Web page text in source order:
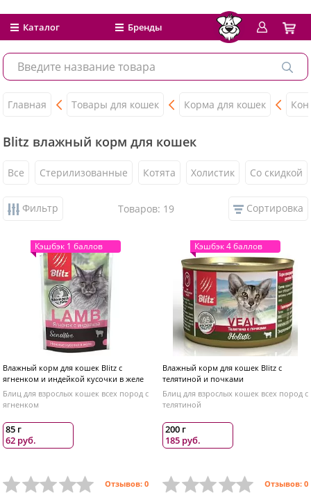
Каталог Бренды
Главная Товары для кошек Корма для кошек
Blitz влажный корм для кошек
Все Стерилизованные Котята Холистик Со скидкой
Фильтр Товаров: 19 Сортировка
Кэшбэк 1 баллов
Влажный корм для кошек Blitz с
ягненком и индейкой кусочки в желе
Блиц для взрослых кошек всех пород с
ягненком
85 г
62 руб.
Отзывов: 0
Кэшбэк 4 баллов
Влажный корм для кошек Blitz с
телятиной и почками
Блиц для взрослых кошек всех пород с
телятиной
200 г
185 руб.
Отзывов: 0